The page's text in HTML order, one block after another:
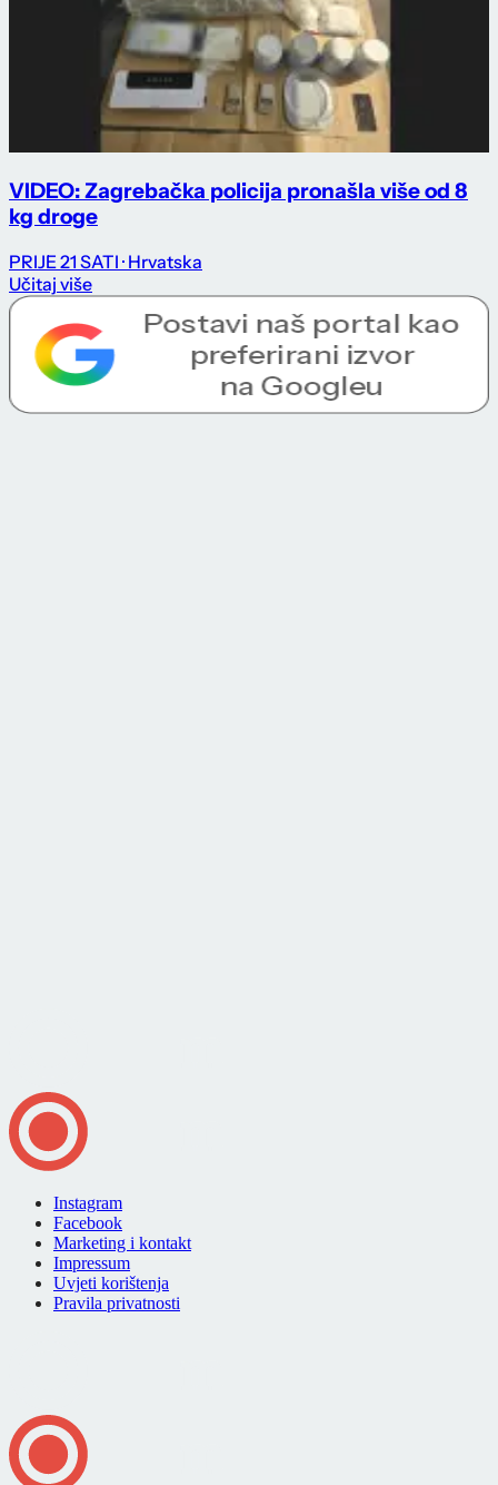
VIDEO: Zagrebačka policija pronašla više od 8
kg droge
PRIJE 21 SATI · Hrvatska
Učitaj više
Instagram
Facebook
Marketing i kontakt
Impressum
Uvjeti korištenja
Pravila privatnosti